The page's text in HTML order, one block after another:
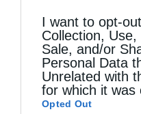
I want to opt-
Collection, Use,
Sale, and/or
Personal Data
Unrelated with
for which it was
Opted Out
Θεία Λειτουργία:
christina 12 Οκτωβρίου
Όταν ένας απλός
Εκκλησιάζομαι ή